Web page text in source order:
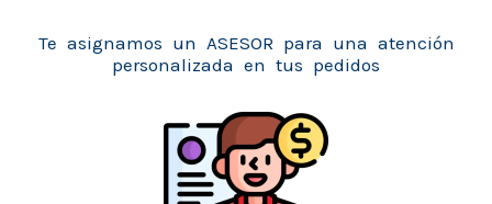
Te asignamos un ASESOR para una atención
personalizada en tus pedidos